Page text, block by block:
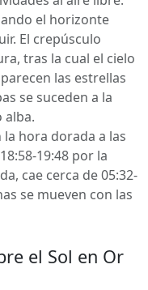
el horizonte
El crepúsculo
tras la cual el cielo
las estrellas
se suceden a la
alba.
hora dorada a las
19:48 por la
cae cerca de 05:32-
se mueven con las
el Sol en Or